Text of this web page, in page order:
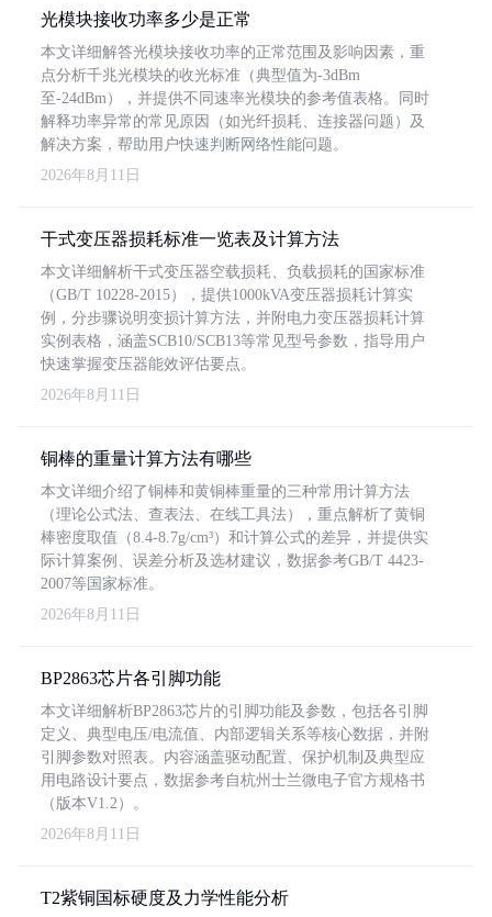
光模块接收功率多少是正常
本文详细解答光模块接收功率的正常范围及影响因素，重
点分析千兆光模块的收光标准（典型值为-3dBm
至-24dBm），并提供不同速率光模块的参考值表格。同时
解释功率异常的常见原因（如光纤损耗、连接器问题）及
解决方案，帮助用户快速判断网络性能问题。
2026年8月11日
干式变压器损耗标准一览表及计算方法
本文详细解析干式变压器空载损耗、负载损耗的国家标准
（GB/T 10228-2015），提供1000kVA变压器损耗计算实
例，分步骤说明变损计算方法，并附电力变压器损耗计算
实例表格，涵盖SCB10/SCB13等常见型号参数，指导用户
快速掌握变压器能效评估要点。
2026年8月11日
铜棒的重量计算方法有哪些
本文详细介绍了铜棒和黄铜棒重量的三种常用计算方法
（理论公式法、查表法、在线工具法），重点解析了黄铜
棒密度取值（8.4-8.7g/cm³）和计算公式的差异，并提供实
际计算案例、误差分析及选材建议，数据参考GB/T 4423-
2007等国家标准。
2026年8月11日
BP2863芯片各引脚功能
本文详细解析BP2863芯片的引脚功能及参数，包括各引脚
定义、典型电压/电流值、内部逻辑关系等核心数据，并附
引脚参数对照表。内容涵盖驱动配置、保护机制及典型应
用电路设计要点，数据参考自杭州士兰微电子官方规格书
（版本V1.2）。
2026年8月11日
T2紫铜国标硬度及力学性能分析